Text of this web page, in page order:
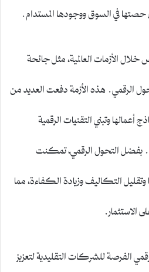
حصتها في السوق ووجودها المستدام.
الأزمات العالمية، مثل جائحة
الرقمي. هذه الأزمة دفعت العديد من
وتبني التقنيات الرقمية
بفضل التحول الرقمي، تمكنت
التكاليف وزيادة الكفاءة، مما
الاستثمار.
الفرصة للشركات التقليدية لتعزيز